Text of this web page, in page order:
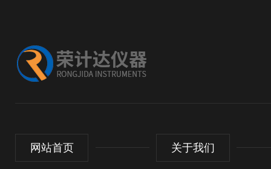
网站首页 关于我们